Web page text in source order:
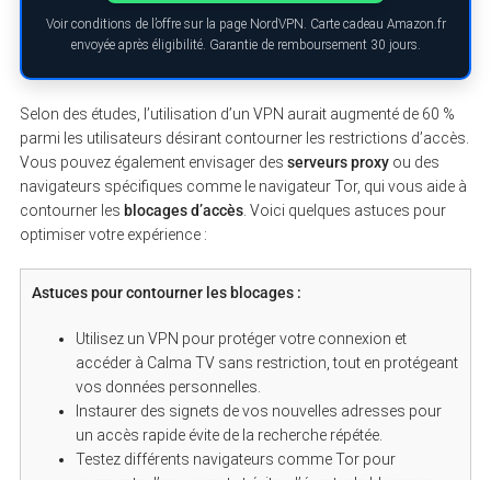
Voir conditions de l’offre sur la page NordVPN. Carte cadeau Amazon.fr
envoyée après éligibilité. Garantie de remboursement 30 jours.
Selon des études, l’utilisation d’un VPN aurait augmenté de 60 %
parmi les utilisateurs désirant contourner les restrictions d’accès.
Vous pouvez également envisager des serveurs proxyou des
navigateurs spécifiques comme le navigateur Tor, qui vous aide à
contourner les blocages d’accès. Voici quelques astuces pour
optimiser votre expérience :
Astuces pour contourner les blocages :
Utilisez un VPN pour protéger votre connexion et
accéder à Calma TV sans restriction, tout en protégeant
vos données personnelles.
Instaurer des signets de vos nouvelles adresses pour
un accès rapide évite de la recherche répétée.
Testez différents navigateurs comme Tor pour